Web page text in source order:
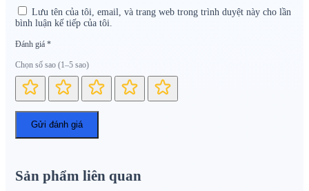
Lưu tên của tôi, email, và trang web trong trình duyệt này cho lần
bình luận kế tiếp của tôi.
Đánh giá *
Chọn số sao (1–5 sao)
Sản phẩm liên quan